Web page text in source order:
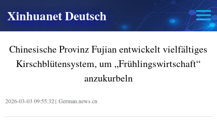
Xinhuanet Deutsch
Chinesische Provinz Fujian entwickelt vielfältiges
Kirschblütensystem, um „Frühlingswirtschaft“
anzukurbeln
2026-03-03 09:55:32| German.news.cn